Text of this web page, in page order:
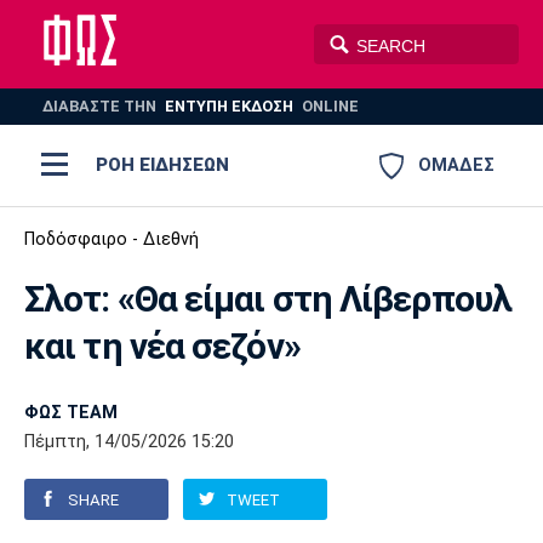
ΔΙΑΒΑΣΤΕ THN ΕΝΤΥΠΗ ΕΚΔΟΣΗ ONLINE
ΟΜΑΔΕΣ
ΡΟΗ ΕΙΔΗΣΕΩΝ
ΠΟΔΟΣΦΑΙΡΟ
ΠΟΛΟ
AUTO-MOTO
Ποδόσφαιρο
Super League 1
Super League 2
Γ Εθνική
Ελλάδα
Μπάσκετ
Ελλάδα
Εθνική
EuroLeague
Ολυμπιακοί Αγώνες
Βόλεϊ
Πόλο
Ολυμπιακός ΑΕΚ
Παναθηναϊκός Ατρόμητος
Ποδόσφαιρο - Διεθνή
Σλοτ: «Θα είμαι στη Λίβερπουλ
και τη νέα σεζόν»
ΦΩΣ TEAM
Πέμπτη, 14/05/2026 15:20
SHARE TWEET